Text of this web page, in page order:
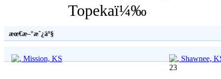
Topekaï¼‰
æœ€æ–°æˆ¿äº§
23